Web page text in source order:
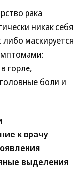
рака
никак себя
маскируется
горле,
боли и
к врачу
выделения